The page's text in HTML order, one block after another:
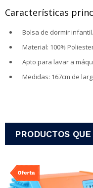
Características
Bolsa de dormir infantil.
Material: 100%
Apto para lavar a
Medidas: 167cm de
PRODUCTOS